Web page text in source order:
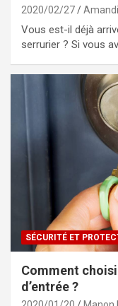
2020/02/27
Vous est-il déjà
serrurier ? Si vous
SÉCURITÉ ET
Comment
d’entrée ?